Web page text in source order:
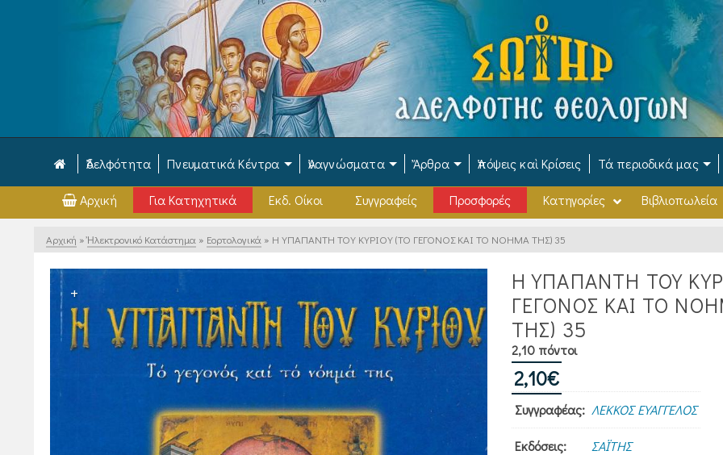
Ἀδελφότητα Πνευματικά Κέντρα Ἀναγνώσματα Ἄρθρα Ἀπόψεις καὶ Κρίσεις Τά περιοδικά μας
Αρχική Για Κατηχητικά Εκδ. Οίκοι Συγγραφείς Προσφορές Κατηγορίες Βιβλιοπωλεία
Αρχική » Ἠλεκτρονικό Κατάστημα » Εορτολογικά » Η ΥΠΑΠΑΝΤΗ ΤΟΥ ΚΥΡΙΟΥ (ΤΟ ΓΕΓΟΝΟΣ ΚΑΙ ΤΟ ΝΟΗΜΑ ΤΗΣ) 35
Η ΥΠΑΠΑΝΤΗ ΤΟΥ
ΓΕΓΟΝΟΣ ΚΑΙ ΤΟ
ΤΗΣ) 35
2,10 πόντοι
2,10€
Συγγραφέας: ΛΕΚΚΟΣ ΕΥΑΓΓΕΛΟΣ
Εκδόσεις: ΣΑΪΤΗΣ